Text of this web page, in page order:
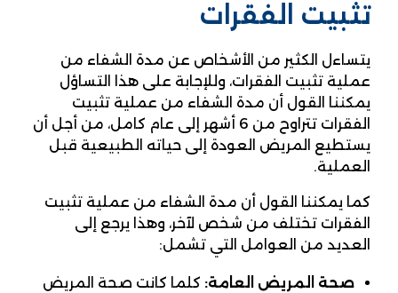
تثبيت الفقرات
يتساءل الكثير من الأشخاص عن مدة الشفاء من
عملية تثبيت الفقرات، وللإجابة على هذا التساؤل
يمكننا القول أن مدة الشفاء من عملية تثبيت
الفقرات تتراوح من 6 أشهر إلى عام كامل، من أجل أن
يستطيع المريض العودة إلى حياته الطبيعية قبل
العملية.
كما يمكننا القول أن مدة الشفاء من عملية تثبيت
الفقرات تختلف من شخص لآخر، وهذا يرجع إلى
العديد من العوامل التي تشمل:
صحة المريض العامة: كلما كانت صحة المريض